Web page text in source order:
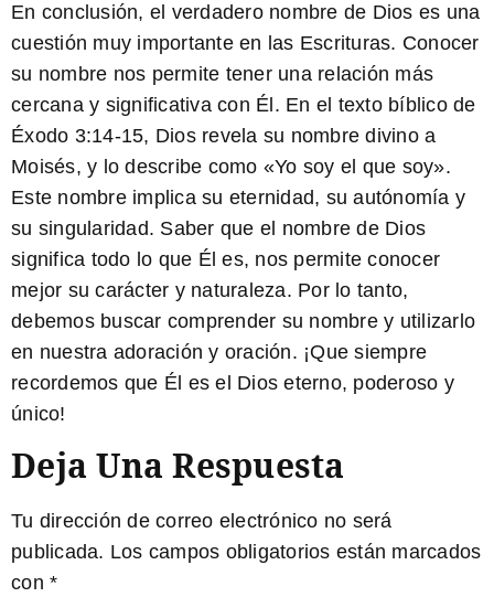
En conclusión, el verdadero nombre de Dios es una
cuestión muy importante en las Escrituras. Conocer
su nombre nos permite tener una relación más
cercana y significativa con Él. En el texto bíblico de
Éxodo 3:14-15, Dios revela su nombre divino a
Moisés, y lo describe como «Yo soy el que soy».
Este nombre implica su eternidad, su autónomía y
su singularidad. Saber que el nombre de Dios
significa todo lo que Él es, nos permite conocer
mejor su carácter y naturaleza. Por lo tanto,
debemos buscar comprender su nombre y utilizarlo
en nuestra adoración y oración. ¡Que siempre
recordemos que Él es el Dios eterno, poderoso y
único!
Deja Una Respuesta
Tu dirección de correo electrónico no será
publicada. Los campos obligatorios están marcados
con *